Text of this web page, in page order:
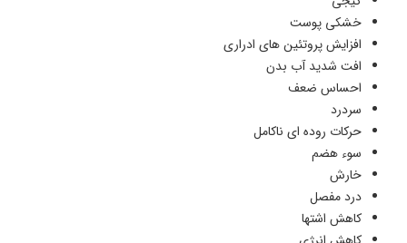
خشکی پوست
افزایش پروتئین های ادراری
افت شدید آب بدن
احساس ضعف
سردرد
حرکات روده ای ناکامل
سوء هضم
خارش
درد مفصل
کاهش اشتها